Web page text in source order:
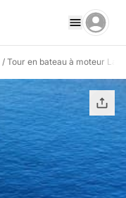
/ Tour en bateau à moteur La